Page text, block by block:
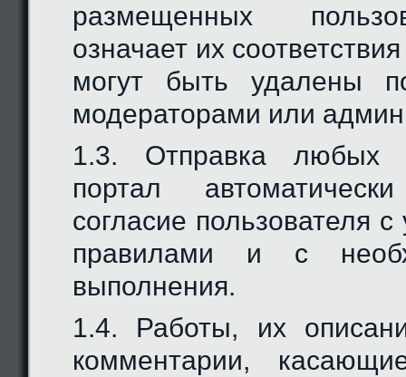
размещенных
означает их
могут быть удалены
модераторами или
1.3. Отправка любых
портал
согласие пользователя
правилами и с
выполнения.
1.4. Работы, их
комментарии,